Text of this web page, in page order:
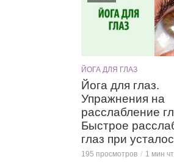
ЙОГА ДЛЯ ГЛАЗ
Йога для глаз.
Упражнения на
расслабление
Быстрое
глаз при
195 просмотров 1 мин